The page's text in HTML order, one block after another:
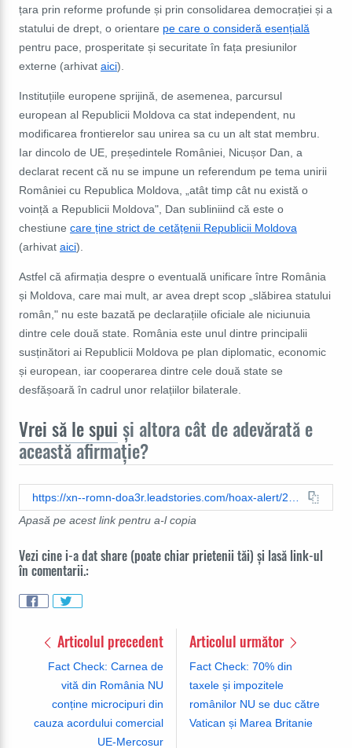
țara prin reforme profunde și prin consolidarea democrației și a
statului de drept, o orientare pe care o consideră esențială
pentru pace, prosperitate și securitate în fața presiunilor
externe (arhivat aici).
Instituțiile europene sprijină, de asemenea, parcursul
european al Republicii Moldova ca stat independent, nu
modificarea frontierelor sau unirea sa cu un alt stat membru.
Iar dincolo de UE, președintele României, Nicușor Dan, a
declarat recent că nu se impune un referendum pe tema unirii
României cu Republica Moldova, „atât timp cât nu există o
voință a Republicii Moldova", Dan subliniind că este o
chestiune care ține strict de cetățenii Republicii Moldova
(arhivat aici).
Astfel că afirmația despre o eventuală unificare între România
și Moldova, care mai mult, ar avea drept scop „slăbirea statului
român," nu este bazată pe declarațiile oficiale ale niciunuia
dintre cele două state. România este unul dintre principalii
susținători ai Republicii Moldova pe plan diplomatic, economic
și european, iar cooperarea dintre cele două state se
desfășoară în cadrul unor relațiilor bilaterale.
Vrei să le spui și altora cât de adevărată e
această afirmație?
Apasă pe acest link pentru a-l copia
Vezi cine i-a dat share (poate chiar prietenii tăi) și lasă link-ul
în comentarii.:
Articolul precedent
Fact Check: Carnea de
vită din România NU
conține microcipuri din
cauza acordului comercial
UE-Mercosur
Articolul următor
Fact Check: 70% din
taxele și impozitele
românilor NU se duc către
Vatican și Marea Britanie